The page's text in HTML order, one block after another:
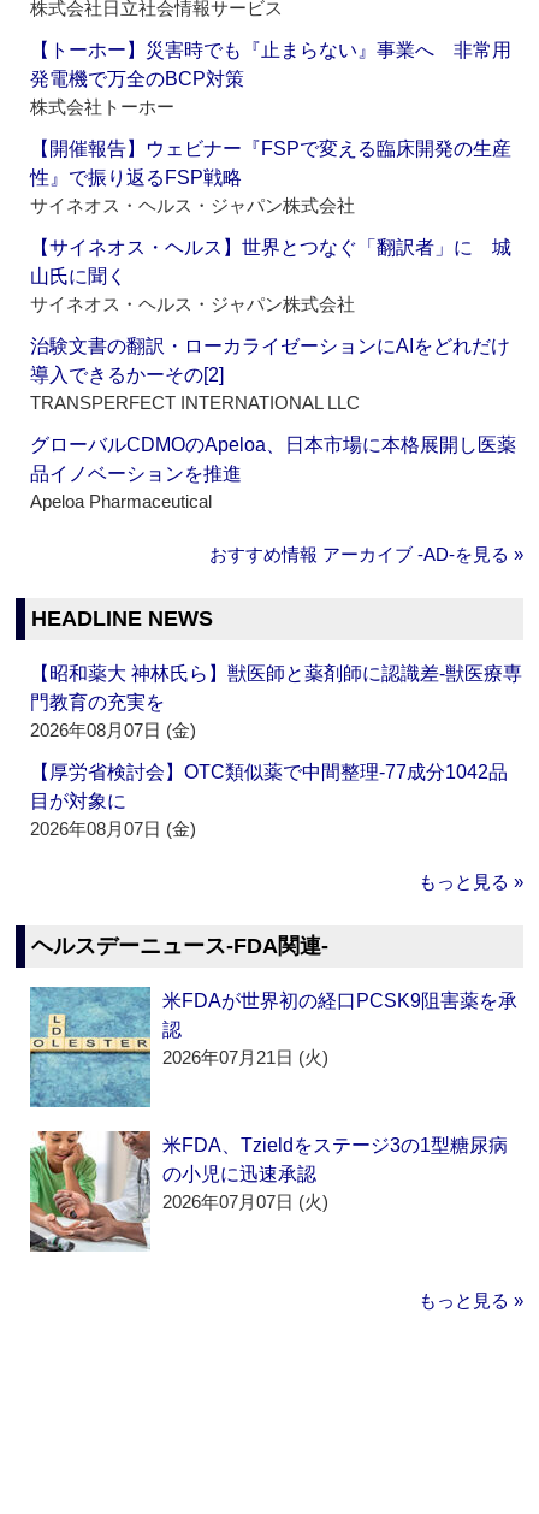
株式会社日立社会情報サービス
【トーホー】災害時でも『止まらない』事業へ 非常用
発電機で万全のBCP対策
株式会社トーホー
【開催報告】ウェビナー『FSPで変える臨床開発の生産
性』で振り返るFSP戦略
サイネオス・ヘルス・ジャパン株式会社
【サイネオス・ヘルス】世界とつなぐ「翻訳者」に 城
山氏に聞く
サイネオス・ヘルス・ジャパン株式会社
治験文書の翻訳・ローカライゼーションにAIをどれだけ
導入できるかーその[2]
TRANSPERFECT INTERNATIONAL LLC
グローバルCDMOのApeloa、日本市場に本格展開し医薬
品イノベーションを推進
Apeloa Pharmaceutical
おすすめ情報 アーカイブ ‐AD‐を見る »
HEADLINE NEWS
【昭和薬大 神林氏ら】獣医師と薬剤師に認識差‐獣医療専
門教育の充実を
2026年08月07日 (金)
【厚労省検討会】OTC類似薬で中間整理‐77成分1042品
目が対象に
2026年08月07日 (金)
もっと見る »
ヘルスデーニュース‐FDA関連‐
米FDAが世界初の経口PCSK9阻害薬を承
認
2026年07月21日 (火)
米FDA、Tzieldをステージ3の1型糖尿病
の小児に迅速承認
2026年07月07日 (火)
もっと見る »